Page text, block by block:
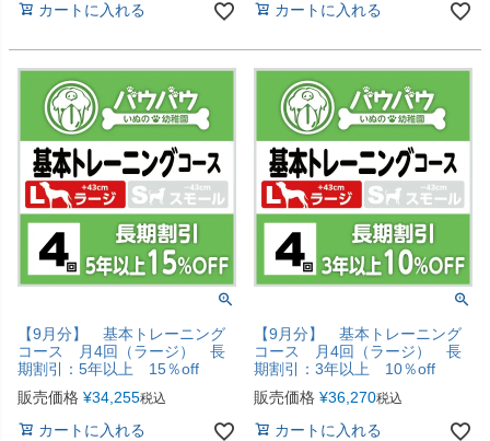
カートに入れる カートに入れる
【9月分】 基本トレーニング
コース 月4回（ラージ） 長
期割引：5年以上 15％off
販売価格 ¥34,255税込
カートに入れる
【9月分】 基本トレーニング
コース 月4回（ラージ） 長
期割引：3年以上 10％off
販売価格 ¥36,270税込
カートに入れる